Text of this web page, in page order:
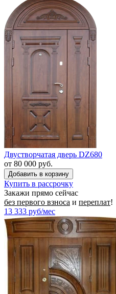
Двустворчатая дверь DZ680
от 80 000 руб.
Купить в рассрочку
Закажи прямо сейчас
без первого взноса и переплат!
13 333 руб/мес